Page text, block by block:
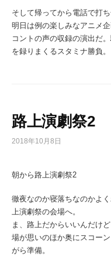
そして帰ってから電話で打ち
明日は例の楽しみなアニメ企
コントの声の収録の演出だ
を録りまくるスタミナ勝負。
路上演劇祭2
2018年10月8日
朝から路上演劇祭2
徹夜なのか寝落ちなのかよ
上演劇祭の会場へ。
ま、路上だからいいんだけ
場が思いのほか奥にスコー
がら準備。